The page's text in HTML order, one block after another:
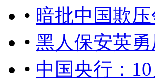
• 暗批中国欺
• 黑人保安英
• 中国央行：